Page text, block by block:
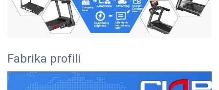
Fabrika profili